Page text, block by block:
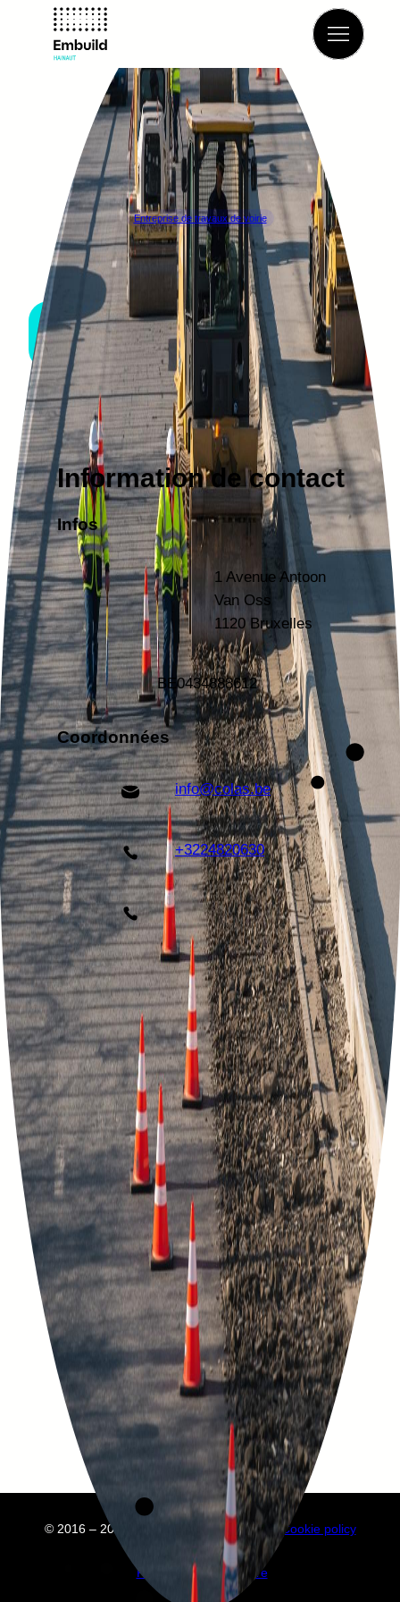
Retour à l’annuaire
Entreprise de travaux de voirie
COLAS BELGIUM
BRUXELLES
Information de contact
Infos
1 Avenue Antoon
Van Oss
1120 Bruxelles
BE 0434888612
Coordonnées
info@colas.be
+3224820630
© 2016 – 2025 Embuild À propos de nous Cookie policy
Privacy policy Annuaire